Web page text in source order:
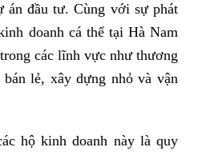
án đầu tư. Cùng với sự phát
doanh cá thể tại Hà Nam
các lĩnh vực như thương
lẻ, xây dựng nhỏ và vận
hộ kinh doanh này là quy